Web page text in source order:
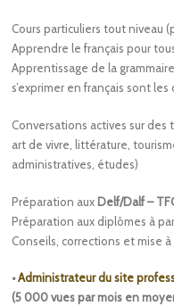
Cours particuliers tout niveau
Apprendre le français pour
Apprentissage de la
s’exprimer en français sont les
Conversations actives sur des
art de vivre, littérature,
administratives, études)
Préparation aux Delf/Dalf –
Préparation aux diplômes à
Conseils, corrections et mise
•Administrateur du site
(5 000 vues par mois en